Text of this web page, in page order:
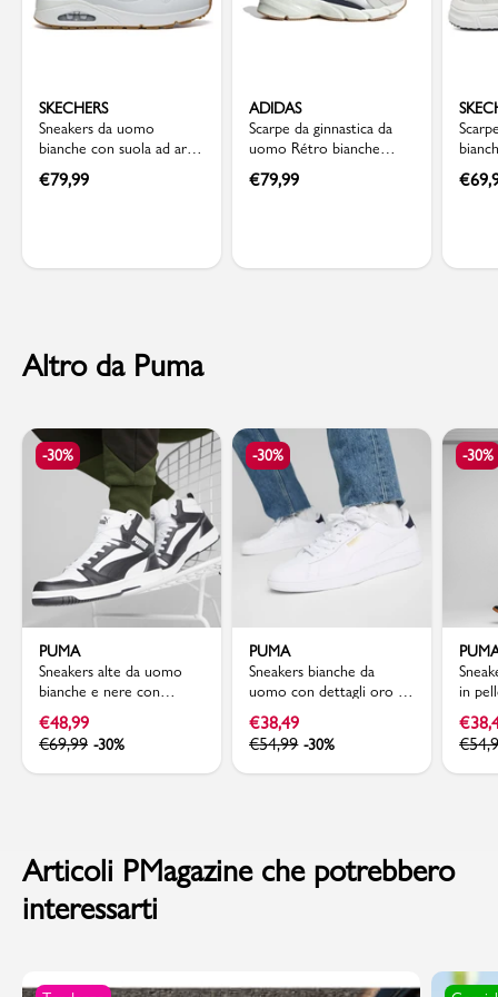
SKECHERS
Sneakers da uomo
bianche con suola ad aria
Skechers Uno
€79,99
ADIDAS
Scarpe da ginnastica da
uomo Rétro bianche
grigie con dettagli blu
adidas Crazychaos 2000
€79,99 €
Altro da Puma
-30%
PUMA
Sneakers alte da uomo
bianche e nere con
dettagli grigi Puma
Rebound V6
€48,99
€69,99 -30%
-30%
PUMA
Sneakers bianche da
uomo con dettagli oro e
blu Puma Smash 3.0 L
€38,49
€54,99 -30%
-30%
in
con
€
€
Articoli PMagazine che potrebbero
interessarti